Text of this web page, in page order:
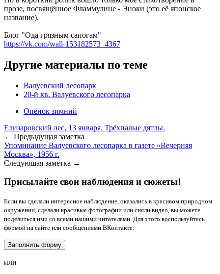
прозе, посвящённое Фламмулине - Эноки (это её японское
название).
Блог "Ода грязным сапогам"
https://vk.com/wall-153182573_4367
Другие материалы по теме
Валуевский лесопарк
20-й кв. Валуевского лесопарка
Опёнок зимний
Елизаровский лес, 13 января. Трёхпалые дятлы.
← Предыдущая заметка
Упоминание Валуевского лесопарка в газете «Вечерняя
Москва», 1956 г.
Следующая заметка →
Присылайте свои наблюдения и сюжеты!
Если вы сделали интересное наблюдение, оказались в красивом природном
окружении, сделали красивые фотографии или сняли видео, вы можете
поделиться ими со всеми нашими читателями. Для этого воспользуйтесь
формой на сайте или сообщениями ВКонтакте:
Заполнить форму
или